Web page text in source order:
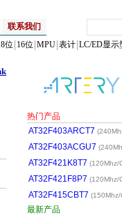
联系我们
8位 16位 MPU 表计 LC/ED显示
热门产品
AT32F403ARCT7
AT32F403ACGU7
AT32F421K8T7 (120Mhz/
AT32F421F8P7 (120Mhz/
AT32F415CBT7
最新产品